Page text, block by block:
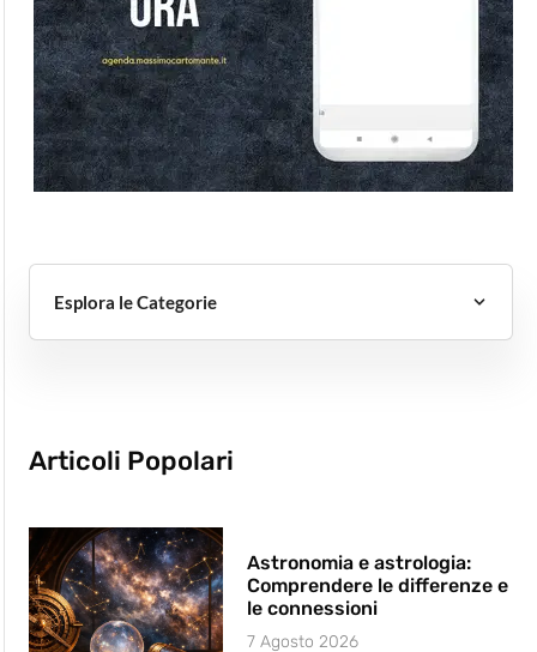
Esplora le Categorie
Articoli Popolari
Astronomia e astrologia:
Comprendere le differenze e
le connessioni
7 Agosto 2026